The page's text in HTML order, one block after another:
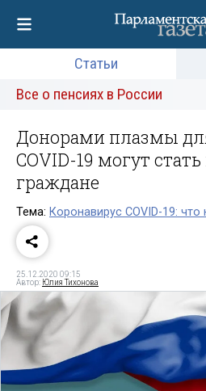
Статьи
Все о пенсиях в России
Донорами плазмы
COVID-19 могут
граждане
Тема: Коронавирус COVID-19: что
25.12.2020 09:15
Автор: Юлия Тихонова